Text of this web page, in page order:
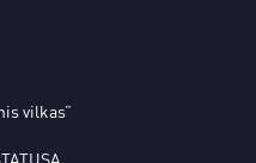
vilkas”